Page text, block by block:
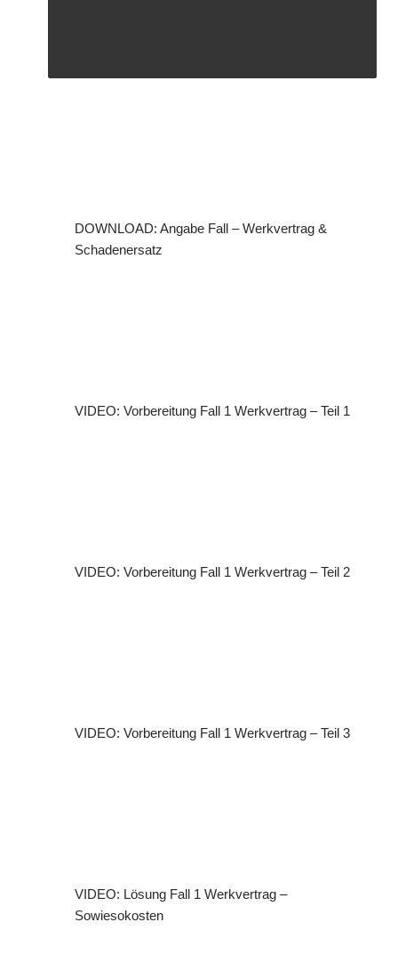
DOWNLOAD: Angabe Fall – Werkvertrag &
Schadenersatz
VIDEO: Vorbereitung Fall 1 Werkvertrag – Teil 1
VIDEO: Vorbereitung Fall 1 Werkvertrag – Teil 2
VIDEO: Vorbereitung Fall 1 Werkvertrag – Teil 3
VIDEO: Lösung Fall 1 Werkvertrag –
Sowiesokosten